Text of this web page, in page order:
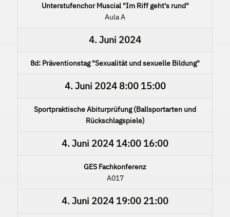
Unterstufenchor Muscial "Im Riff geht's rund"
Aula A
4. Juni 2024
8d: Präventionstag "Sexualität und sexuelle Bildung"
4. Juni 20248:00 15:00
Sportpraktische Abiturprüfung (Ballsportarten und
Rückschlagspiele)
4. Juni 2024 14:00 16:00
GES Fachkonferenz
A017
4. Juni 2024 19:00 21:00